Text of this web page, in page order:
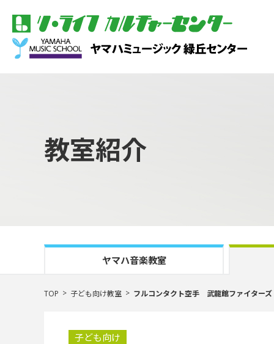
教室紹介
ヤマハ音楽教室
TOP 子ども向け教室 フルコンタクト空手 武龍館ファイターズ
子ども向け